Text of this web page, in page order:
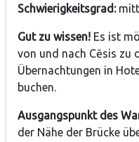
Schwierigkeitsgrad:
Gut zu wissen! Es ist
von und nach Cēsis zu
Übernachtungen in
buchen.
Ausgangspunkt des
der Nähe der Brücke